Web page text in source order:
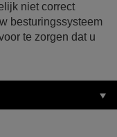
niet correct
besturingssysteem
te zorgen dat u